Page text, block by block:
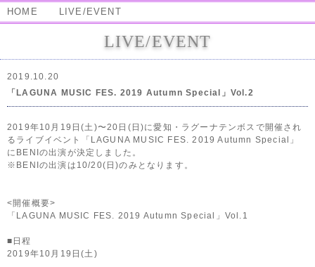
HOME LIVE/EVENT
LIVE/EVENT
2019.10.20
「LAGUNA MUSIC FES. 2019 Autumn Special」Vol.2
2019年10月19日(土)〜20日(日)に愛知・ラグーナテンボスで開催され
るライブイベント「LAGUNA MUSIC FES. 2019 Autumn Special」
にBENIの出演が決定しました。
※BENIの出演は10/20(日)のみとなります。
<開催概要>
「LAGUNA MUSIC FES. 2019 Autumn Special」Vol.1
■日程
2019年10月19日(土)